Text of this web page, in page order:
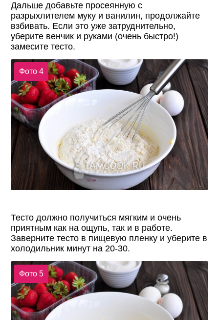
Дальше добавьте просеянную с
разрыхлителем муку и ванилин, продолжайте
взбивать. Если это уже затруднительно,
уберите венчик и руками (очень быстро!)
замесите тесто.
Фото 4
Тесто должно получиться мягким и очень
приятным как на ощупь, так и в работе.
Заверните тесто в пищевую пленку и уберите в
холодильник минут на 20-30.
Фото 5